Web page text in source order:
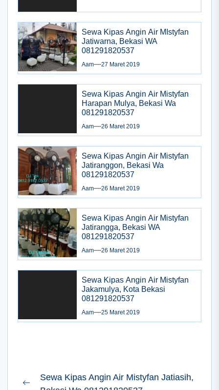
Sewa Kipas Angin Air MIstyfan
Jatiwarna, Bekasi WA
081291820537
Aam 27 Maret 2019
Sewa Kipas Angin Air Mistyfan
Harapan Mulya, Bekasi Wa
081291820537
Aam 26 Maret 2019
Sewa Kipas Angin Air Mistyfan
Jatiranggon, Bekasi Wa
081291820537
Aam 26 Maret 2019
Sewa Kipas Angin Air Mistyfan
Jatirangga, Bekasi WA
081291820537
Aam 26 Maret 2019
Sewa Kipas Angin Air Mistyfan
Jakamulya, Kota Bekasi
081291820537
Aam 25 Maret 2019
Navigasi
Sewa Kipas Angin Air Mistyfan Jatiasih,